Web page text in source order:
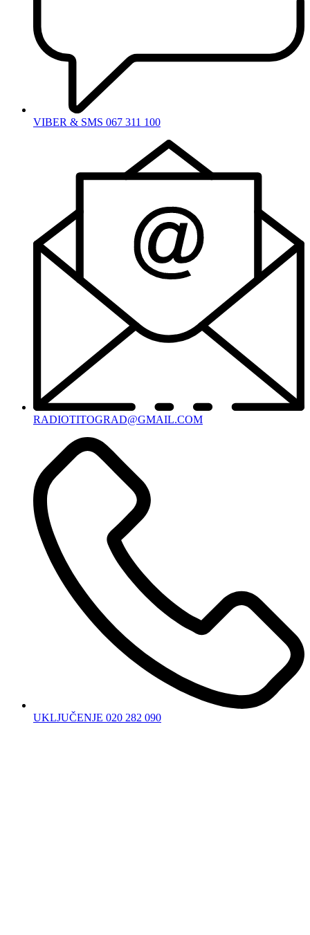
VIBER & SMS 067 311 100
RADIOTITOGRAD@GMAIL.COM
UKLJUČENJE 020 282 090